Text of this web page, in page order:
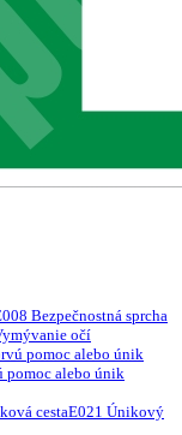
Bezpečnostná sprcha
očí
pomoc alebo únik
E021 Únikový